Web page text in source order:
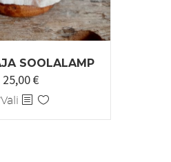
SOOLALAMP
25,00€
Vali Sellel
tootel